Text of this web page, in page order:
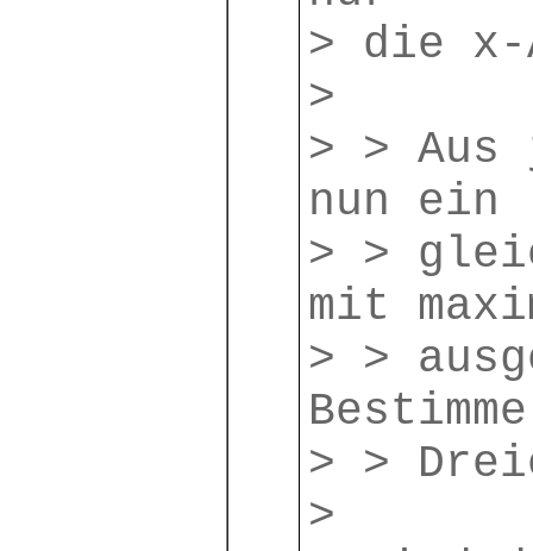
> die x-
>
> >
nun ein
> >
mit
> >
> >
>